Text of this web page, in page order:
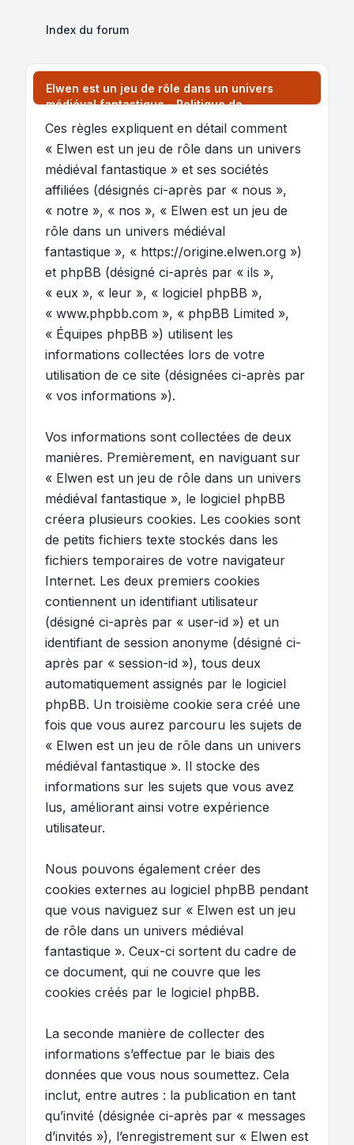
Index du forum
Elwen est un jeu de rôle dans un univers
médiéval fantastique - Politique de
confidentialité
Ces règles expliquent en détail comment
« Elwen est un jeu de rôle dans un univers
médiéval fantastique » et ses sociétés
affiliées (désignés ci-après par « nous »,
« notre », « nos », « Elwen est un jeu de
rôle dans un univers médiéval
fantastique », « https://origine.elwen.org »)
et phpBB (désigné ci-après par « ils »,
« eux », « leur », « logiciel phpBB »,
« www.phpbb.com », « phpBB Limited »,
« Équipes phpBB ») utilisent les
informations collectées lors de votre
utilisation de ce site (désignées ci-après par
« vos informations »).
Vos informations sont collectées de deux
manières. Premièrement, en naviguant sur
« Elwen est un jeu de rôle dans un univers
médiéval fantastique », le logiciel phpBB
créera plusieurs cookies. Les cookies sont
de petits fichiers texte stockés dans les
fichiers temporaires de votre navigateur
Internet. Les deux premiers cookies
contiennent un identifiant utilisateur
(désigné ci-après par « user-id ») et un
identifiant de session anonyme (désigné ci-
après par « session-id »), tous deux
automatiquement assignés par le logiciel
phpBB. Un troisième cookie sera créé une
fois que vous aurez parcouru les sujets de
« Elwen est un jeu de rôle dans un univers
médiéval fantastique ». Il stocke des
informations sur les sujets que vous avez
lus, améliorant ainsi votre expérience
utilisateur.
Nous pouvons également créer des
cookies externes au logiciel phpBB pendant
que vous naviguez sur « Elwen est un jeu
de rôle dans un univers médiéval
fantastique ». Ceux-ci sortent du cadre de
ce document, qui ne couvre que les
cookies créés par le logiciel phpBB.
La seconde manière de collecter des
informations s’effectue par le biais des
données que vous nous soumettez. Cela
inclut, entre autres : la publication en tant
qu’invité (désignée ci-après par « messages
d’invités »), l’enregistrement sur « Elwen est